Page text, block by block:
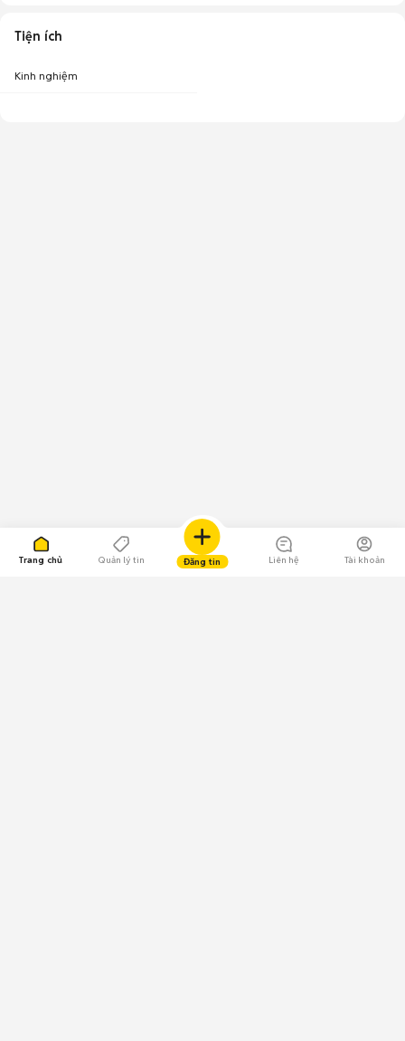
Trang chủ Quản lý tin Đăng tin Liên hệ Tài khoản
Tiện ích
Kinh nghiệm